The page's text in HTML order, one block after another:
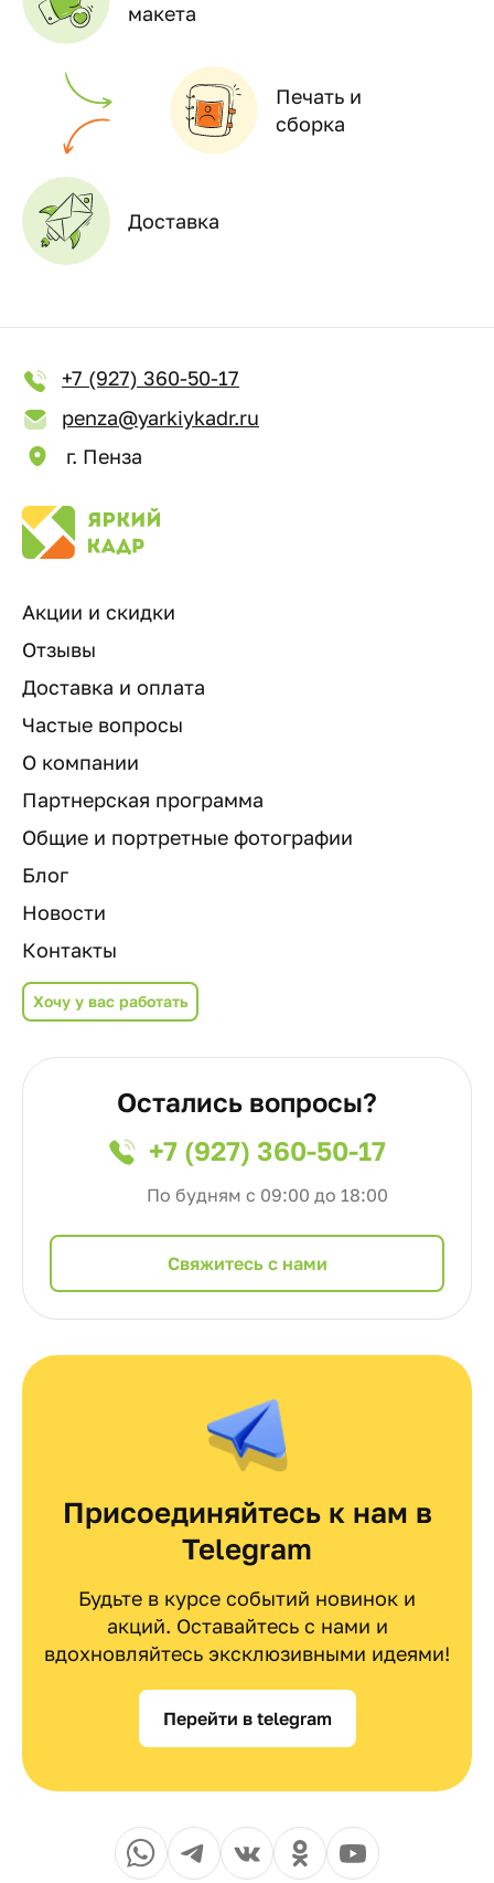
макета
Печать и
сборка
Доставка
+7 (927) 360-50-17
penza@yarkiykadr.ru
г. Пенза
Акции и скидки
Отзывы
Доставка и оплата
Частые вопросы
О компании
Партнерская программа
Общие и портретные фотографии
Блог
Новости
Контакты
Хочу у вас работать
Остались вопросы?
+7 (927) 360-50-17
По будням с 09:00 до 18:00
Cвяжитесь с нами
Присоединяйтесь к нам в
Telegram
Будьте в курсе событий новинок и
акций. Оставайтесь с нами и
вдохновляйтесь эксклюзивными идеями!
Перейти в telegram